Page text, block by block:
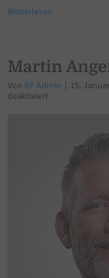
Weiterlesen
Martin
Von BF Admin | 15.
deaktiviertfür